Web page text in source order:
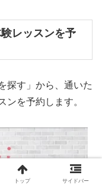
レッスンを予
探す」から、通いた
ンを予約します。
トップ サイドバー